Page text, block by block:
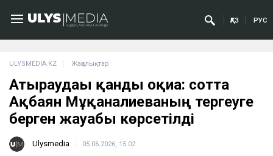
ҚАЗ РУС
ULYSMEDIA.KZ Жаңалықтар
Атыраудағы қанды оқиға: сотта
Ақбаян Мұқанғалиеваның тергеуге
берген жауабы көрсетілді
Ulysmedia 05.06.2026, 15:02